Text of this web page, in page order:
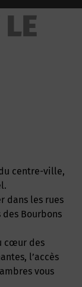
dans les rues
Bourbons
cœur des
l’accès
vous